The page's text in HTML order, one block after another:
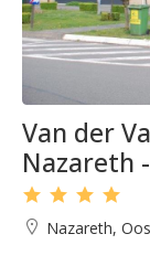
Van der
Nazareth
Nazareth,